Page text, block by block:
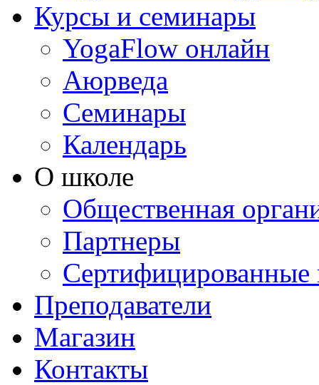
Курсы и семинары
YogaFlow онлайн
Аюрведа
Семинары
Календарь
О школе
Общественная
Партнеры
Сертифицированные
Преподаватели
Магазин
Контакты